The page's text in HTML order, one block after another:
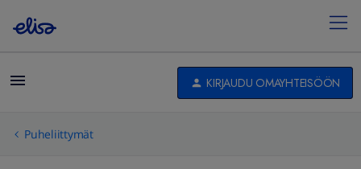
KIRJAUDU OMAYHTEISÖÖN
Puheliittymät